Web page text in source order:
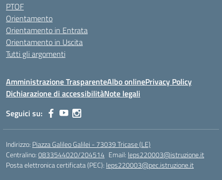
PTOF
Orientamento
Orientamento in Entrata
Orientamento in Uscita
Tutti gli argomenti
Amministrazione TrasparenteAlbo onlinePrivacy Policy
Dichiarazione di accessibilitàNote legali
Seguici su:
Indirizzo: Piazza Galileo Galilei - 73039 Tricase (LE)
Centralino:0833544020/204514 Email: leps220003@istruzione.it
Posta elettronica certificata (PEC): leps220003@pec.istruzione.it